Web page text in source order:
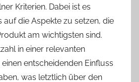
Kriterien. Dabei ist es
auf die Aspekte zu setzen, die
am wichtigsten sind.
in einer relevanten
entscheidenden Einfluss
was letztlich über den